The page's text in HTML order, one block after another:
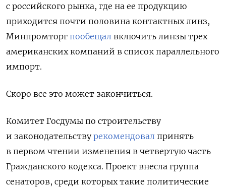
с российского рынка, где на ее продукцию
приходится почти половина контактных линз,
Минпромторг пообещал включить линзы трех
американских компаний в список параллельного
импорт.
Скоро все это может закончиться.
Комитет Госдумы по строительству
и законодательству рекомендовал принять
в первом чтении изменения в четвертую часть
Гражданского кодекса. Проект внесла группа
сенаторов, среди которых такие политические